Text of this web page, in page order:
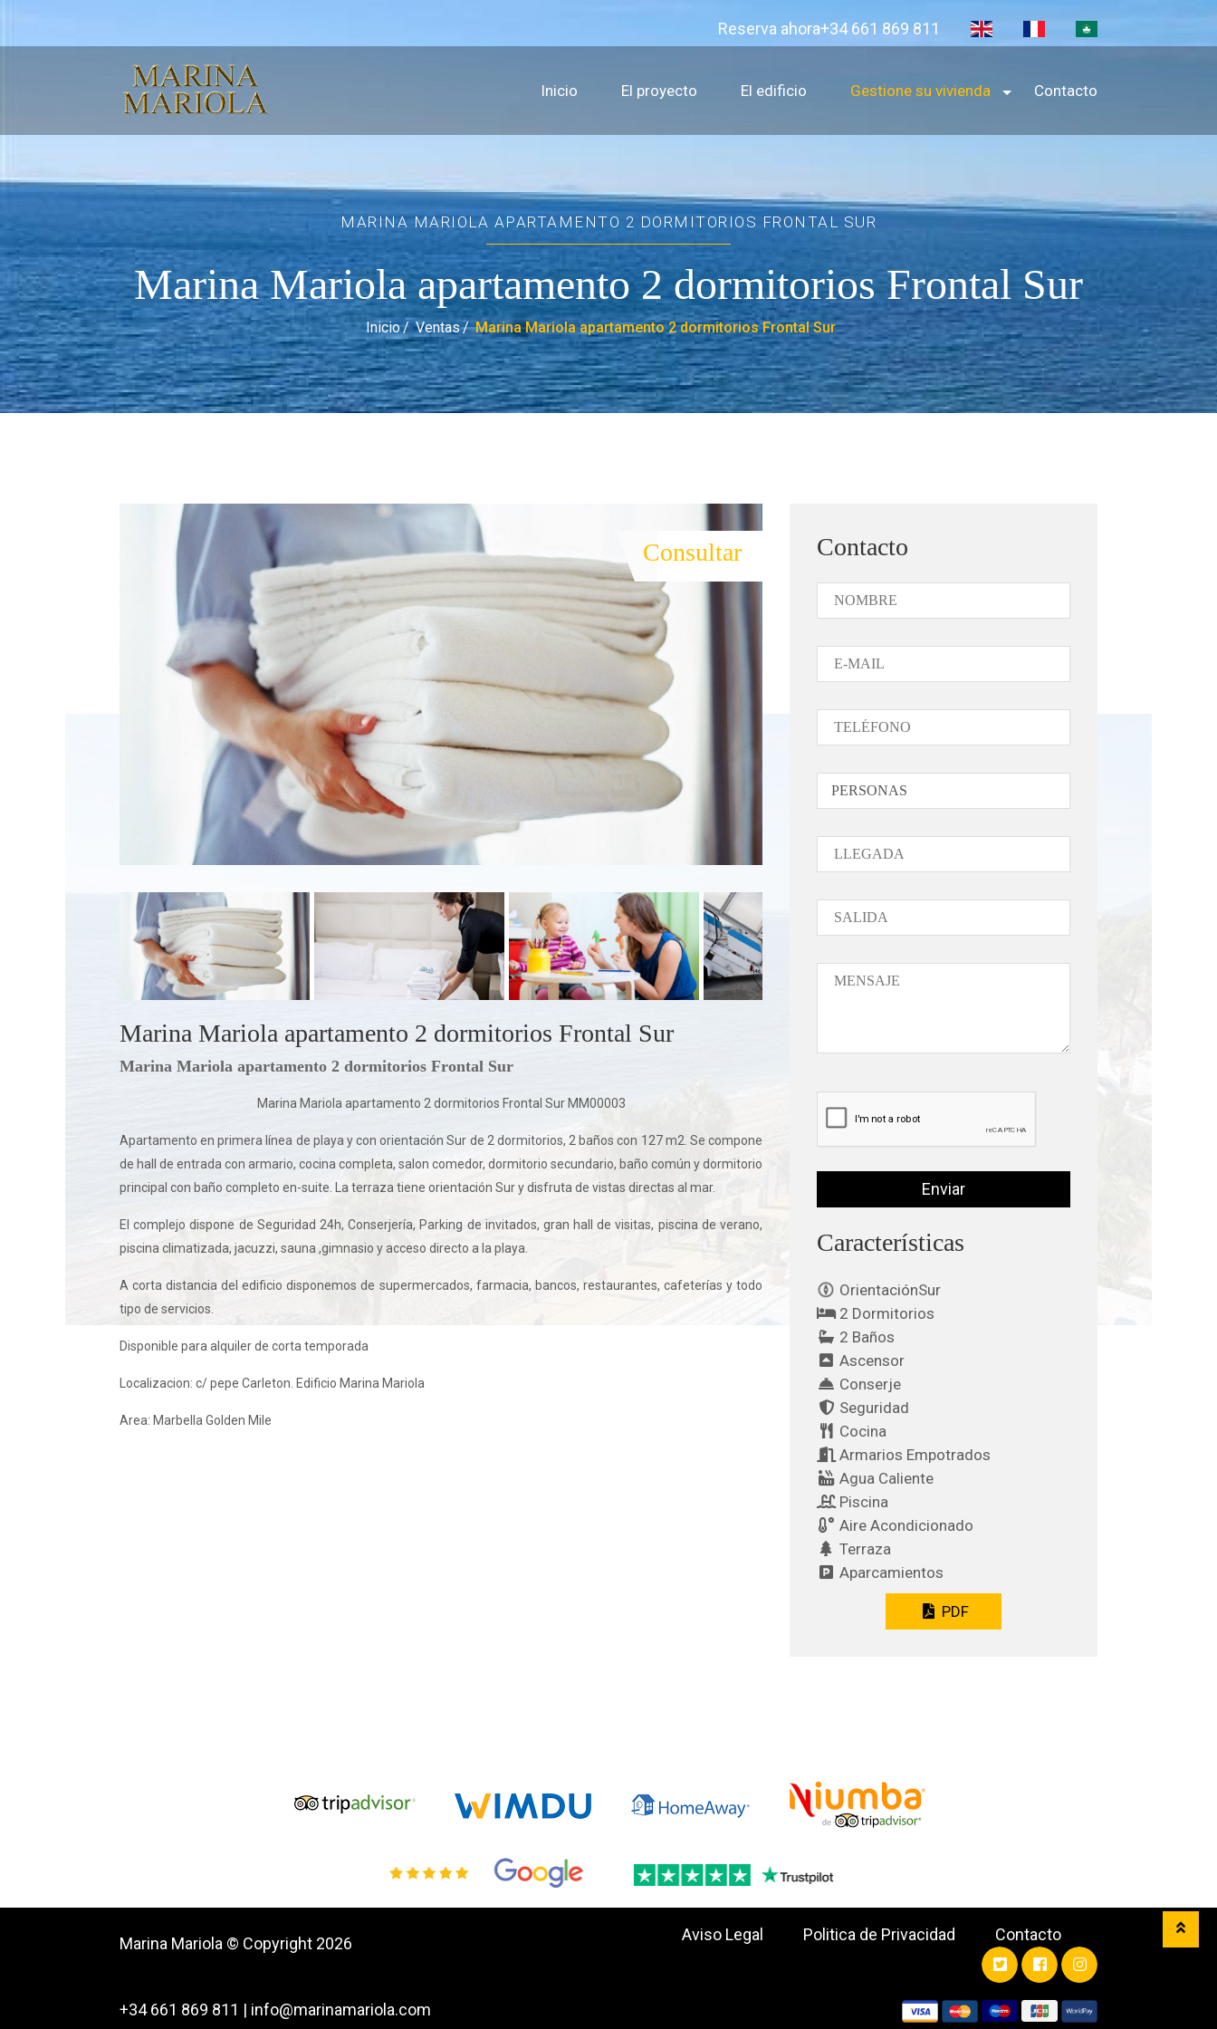
Reserva ahora+34 661 869 811
Inicio El proyecto El edificio Gestione su vivienda Contacto
MARINA MARIOLA APARTAMENTO 2 DORMITORIOS FRONTAL SUR
Marina Mariola apartamento 2 dormitorios Frontal Sur
Inicio Ventas Marina Mariola apartamento 2 dormitorios Frontal Sur
Consultar
Marina Mariola apartamento 2 dormitorios Frontal Sur
Marina Mariola apartamento 2 dormitorios Frontal Sur
Marina Mariola apartamento 2 dormitorios Frontal Sur MM00003
Apartamento en primera línea de playa y con orientación Sur de 2 dormitorios, 2 baños con 127 m2. Se compone
de hall de entrada con armario, cocina completa, salon comedor, dormitorio secundario, baño común y dormitorio
principal con baño completo en-suite. La terraza tiene orientación Sur y disfruta de vistas directas al mar.
El complejo dispone de Seguridad 24h, Conserjería, Parking de invitados, gran hall de visitas, piscina de verano,
piscina climatizada, jacuzzi, sauna ,gimnasio y acceso directo a la playa.
A corta distancia del edificio disponemos de supermercados, farmacia, bancos, restaurantes, cafeterías y todo
tipo de servicios.
Disponible para alquiler de corta temporada
Localizacion: c/ pepe Carleton. Edificio Marina Mariola
Area: Marbella Golden Mile
Contacto
Características
OrientaciónSur
2 Dormitorios
2 Baños
Ascensor
Conserje
Seguridad
Cocina
Armarios Empotrados
Agua Caliente
Piscina
Aire Acondicionado
Terraza
Aparcamientos
PDF
Marina Mariola © Copyright 2026 Aviso Legal Politica de Privacidad Contacto
+34 661 869 811 | info@marinamariola.com